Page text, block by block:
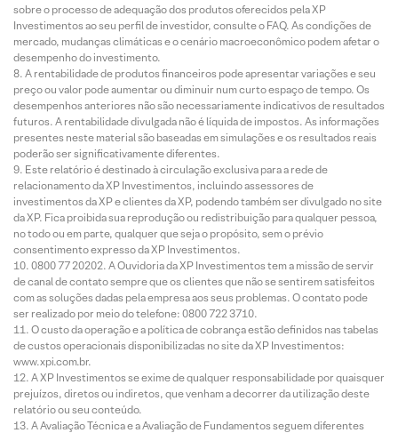
sobre o processo de adequação dos produtos oferecidos pela XP
Investimentos ao seu perfil de investidor, consulte o FAQ. As condições de
mercado, mudanças climáticas e o cenário macroeconômico podem afetar o
desempenho do investimento.
A rentabilidade de produtos financeiros pode apresentar variações e seu
preço ou valor pode aumentar ou diminuir num curto espaço de tempo. Os
desempenhos anteriores não são necessariamente indicativos de resultados
futuros. A rentabilidade divulgada não é líquida de impostos. As informações
presentes neste material são baseadas em simulações e os resultados reais
poderão ser significativamente diferentes.
Este relatório é destinado à circulação exclusiva para a rede de
relacionamento da XP Investimentos, incluindo assessores de
investimentos da XP e clientes da XP, podendo também ser divulgado no site
da XP. Fica proibida sua reprodução ou redistribuição para qualquer pessoa,
no todo ou em parte, qualquer que seja o propósito, sem o prévio
consentimento expresso da XP Investimentos.
0800 77 20202. A Ouvidoria da XP Investimentos tem a missão de servir
de canal de contato sempre que os clientes que não se sentirem satisfeitos
com as soluções dadas pela empresa aos seus problemas. O contato pode
ser realizado por meio do telefone: 0800 722 3710.
O custo da operação e a política de cobrança estão definidos nas tabelas
de custos operacionais disponibilizadas no site da XP Investimentos:
www.xpi.com.br.
A XP Investimentos se exime de qualquer responsabilidade por quaisquer
prejuízos, diretos ou indiretos, que venham a decorrer da utilização deste
relatório ou seu conteúdo.
A Avaliação Técnica e a Avaliação de Fundamentos seguem diferentes